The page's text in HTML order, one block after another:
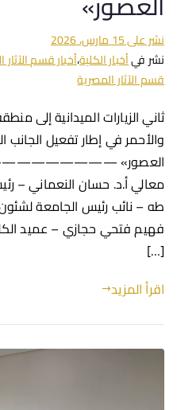
نشر على15 مارس، 2026
نشر فيأخبار الكلية،أخبار قسم الآثار
قسم الآثار المصرية
ثاني الزيارات الميدانية إلى
والأحمر في إطار تفعيل الجانب
العصور»
معالي أ.د. حسان النعماني –
طه – نائب رئيس الجامعة
فهيم فتحي حجازي – عميد
[…]
اقرأ المزيد